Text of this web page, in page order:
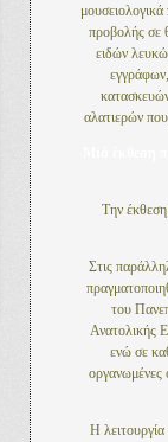
προβολής σε
ειδών
αλατιερών
Την έκθεση
Στις
του
Ανατολικής
ενώ σε
οργανωμένες
Η